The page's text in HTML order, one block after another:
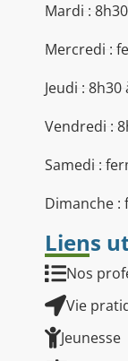
Mardi :
Mercredi :
Jeudi : 8h30
Vendredi :
Samedi :
Dimanche :
Liens
Nos
Vie
Jeunesse